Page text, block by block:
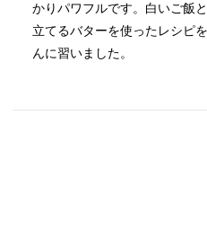
かりパワフルです。白いご飯
立てるバターを使ったレシピ
んに習いました。